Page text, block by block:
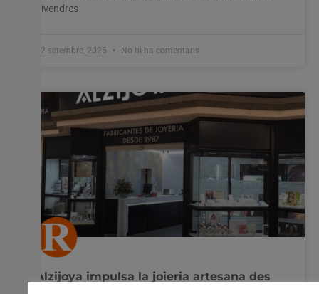
divendres
12 setembre, 2025 No hi ha comentaris
Alzijoya impulsa la joieria artesana des
Configuració cookies